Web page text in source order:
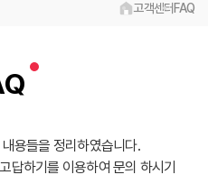
고객센터 FAQ
용들을 정리하였습니다.
답하기를 이용하여 문의 하시기